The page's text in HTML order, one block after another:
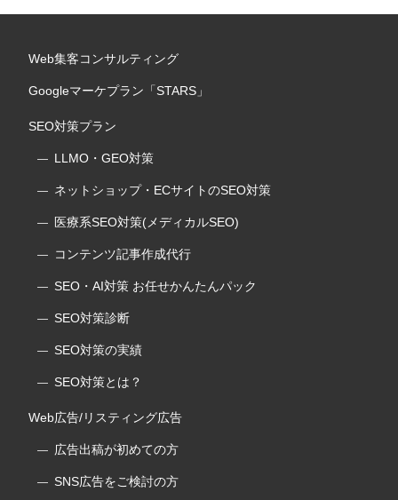
Web集客コンサルティング
Googleマーケプラン「STARS」
SEO対策プラン
LLMO・GEO対策
ネットショップ・ECサイトのSEO対策
医療系SEO対策(メディカルSEO)
コンテンツ記事作成代行
SEO・AI対策 お任せかんたんパック
SEO対策診断
SEO対策の実績
SEO対策とは？
Web広告/リスティング広告
広告出稿が初めての方
SNS広告をご検討の方